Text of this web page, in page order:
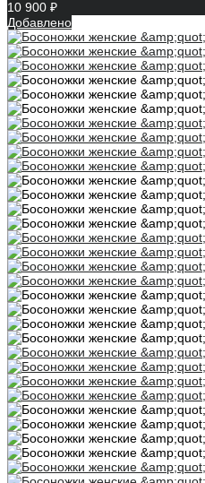
10 900 ₽
Добавлено